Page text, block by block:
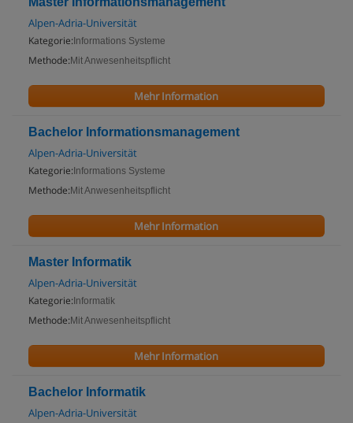
Alpen-Adria-Universität
Kategorie: Informations Systeme
Methode: Mit Anwesenheitspflicht
Mehr Information
Bachelor Informationsmanagement
Alpen-Adria-Universität
Kategorie: Informations Systeme
Methode: Mit Anwesenheitspflicht
Mehr Information
Master Informatik
Alpen-Adria-Universität
Kategorie: Informatik
Methode: Mit Anwesenheitspflicht
Mehr Information
Bachelor Informatik
Alpen-Adria-Universität